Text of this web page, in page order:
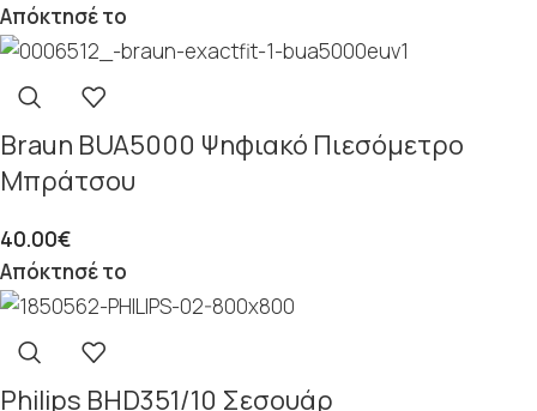
Απόκτησέ το
Braun BUA5000 Ψηφιακό Πιεσόμετρο
Μπράτσου
40.00€
Απόκτησέ το
Philips BHD351/10 Σεσουάρ